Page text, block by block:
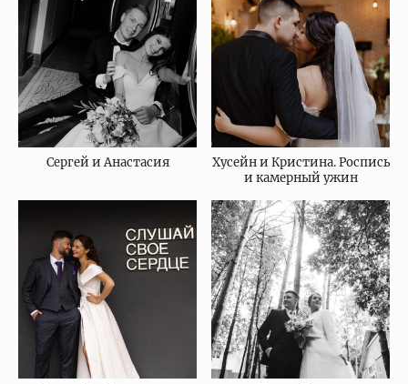
Сергей и Анастасия
Хусейн и Кристина. Роспись
и камерный ужин